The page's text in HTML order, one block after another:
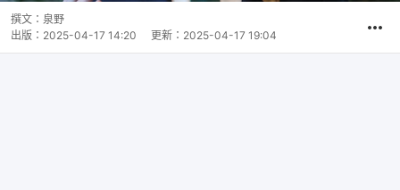
撰文： 泉野
出版： 2025-04-17 14:20 更新： 2025-04-17 19:04